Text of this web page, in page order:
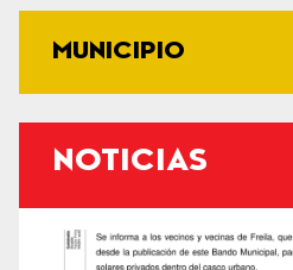
MUNICIPIO
NOTICIAS